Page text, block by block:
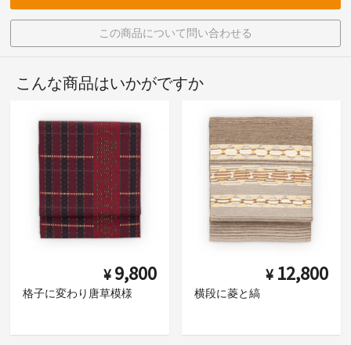
この商品について問い合わせる
こんな商品はいかがですか
¥ 9,800
格子に変わり唐草模様
¥ 12,800
横段に菱と縞